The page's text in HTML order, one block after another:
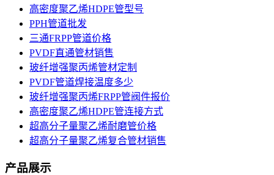
高密度聚乙烯HDPE管型号
PPH管道批发
三通FRPP管道价格
PVDF直通管材销售
玻纤增强聚丙烯管材定制
PVDF管道焊接温度多少
玻纤增强聚丙烯FRPP管阀件报价
高密度聚乙烯HDPE管连接方式
超高分子量聚乙烯耐磨管价格
超高分子量聚乙烯复合管材销售
产品展示